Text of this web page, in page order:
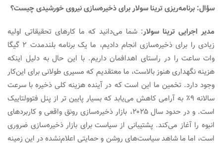
سؤال: برنامه‌ریزیترینا سولار برایذخیره‌سازی نیروی خورشیدیچیست؟
مدیر اجرایی ترینا سولار: شما می‌دانید که ما کارهای تحقیقاتی اولیه
زیادی را برای ذخیره‌سازی انجام دادیم، ما یک برنامه بلندمدت ۲ گیگا
وات ساعت را در راستای اهدافمان داریم. با این حال به دلیل اینکه
هزینه نگهداری هنوز بالاست، ما معتقدیم که مسیری طولانی برای این‌کار
وجود دارد. تخمین ما این است که در آینده هزینه کلی ذخیره با سرعت
سالانه ۹٪ به آرامی کاهش می‌یابد که بسیار پایین تر از پنل فتوولتاییک
است. و در حدود سال ۲۰۲۵، بازار ذخیره‌سازی رونق واقعی و کاربردهای
انبوه را آغاز می‌کند. پشتیبانی از سیاست برای بازار ذخیره‌سازی ضروری
است، اما ما شاهد سیاست‌های روشن و حمایتی اعلام‌نشده در این زمینه